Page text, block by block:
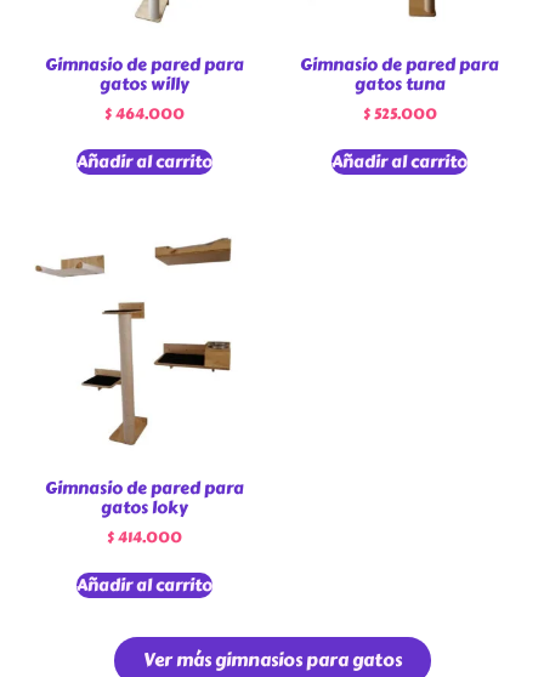
Gimnasio de pared para
gatos willy
$464.000
Añadir al carrito
Gimnasio de pared para
gatos tuna
$525.000
Añadir al carrito
Gimnasio de pared para
gatos loky
$414.000
Añadir al carrito
Ver más gimnasios para gatos